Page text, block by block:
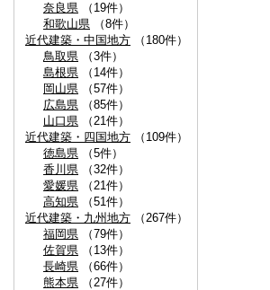
奈良県 （19件）
和歌山県 （8件）
近代建築・中国地方 （180件）
鳥取県 （3件）
島根県 （14件）
岡山県 （57件）
広島県 （85件）
山口県 （21件）
近代建築・四国地方 （109件）
徳島県 （5件）
香川県 （32件）
愛媛県 （21件）
高知県 （51件）
近代建築・九州地方 （267件）
福岡県 （79件）
佐賀県 （13件）
長崎県 （66件）
熊本県 （27件）